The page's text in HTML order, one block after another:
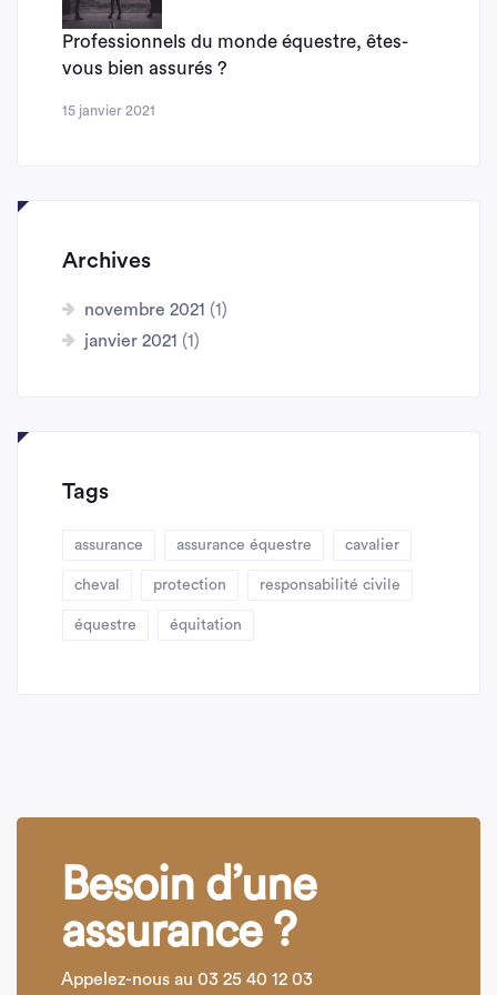
Professionnels du monde équestre, êtes-
vous bien assurés ?
15 janvier 2021
Archives
novembre 2021 (1)
janvier 2021 (1)
Tags
assurance assurance équestre cavalier
cheval protection responsabilité civile
équestre équitation
Besoin d’une
assurance ?
Appelez-nous au 03 25 40 12 03